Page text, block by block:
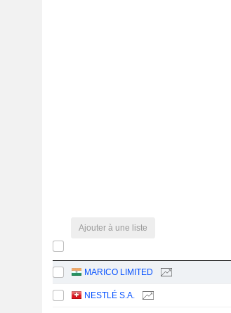
Ajouter à une liste
MARICO LIMITED
NESTLÉ S.A.